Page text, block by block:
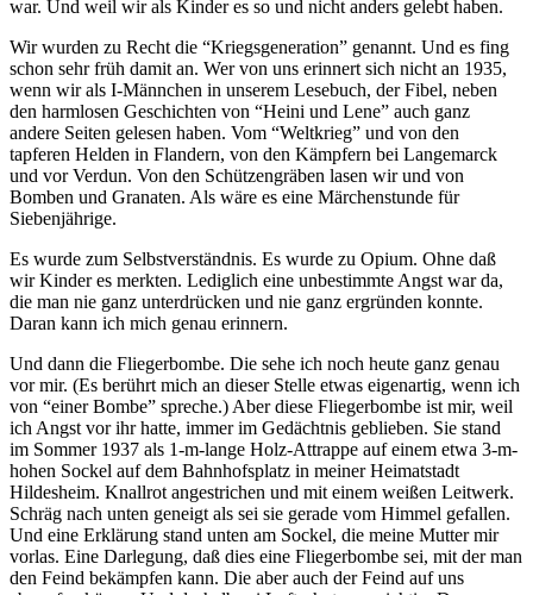
war. Und weil wir als Kinder es so und nicht anders gelebt haben.
Wir wurden zu Recht die “Kriegsgeneration” genannt. Und es fing
schon sehr früh damit an. Wer von uns erinnert sich nicht an 1935,
wenn wir als I-Männchen in unserem Lesebuch, der Fibel, neben
den harmlosen Geschichten von “Heini und Lene” auch ganz
andere Seiten gelesen haben. Vom “Weltkrieg” und von den
tapferen Helden in Flandern, von den Kämpfern bei Langemarck
und vor Verdun. Von den Schützengräben lasen wir und von
Bomben und Granaten. Als wäre es eine Märchenstunde für
Siebenjährige.
Es wurde zum Selbstverständnis. Es wurde zu Opium. Ohne daß
wir Kinder es merkten. Lediglich eine unbestimmte Angst war da,
die man nie ganz unterdrücken und nie ganz ergründen konnte.
Daran kann ich mich genau erinnern.
Und dann die Fliegerbombe. Die sehe ich noch heute ganz genau
vor mir. (Es berührt mich an dieser Stelle etwas eigenartig, wenn ich
von “einer Bombe” spreche.) Aber diese Fliegerbombe ist mir, weil
ich Angst vor ihr hatte, immer im Gedächtnis geblieben. Sie stand
im Sommer 1937 als 1-m-lange Holz-Attrappe auf einem etwa 3-m-
hohen Sockel auf dem Bahnhofsplatz in meiner Heimatstadt
Hildesheim. Knallrot angestrichen und mit einem weißen Leitwerk.
Schräg nach unten geneigt als sei sie gerade vom Himmel gefallen.
Und eine Erklärung stand unten am Sockel, die meine Mutter mir
vorlas. Eine Darlegung, daß dies eine Fliegerbombe sei, mit der man
den Feind bekämpfen kann. Die aber auch der Feind auf uns